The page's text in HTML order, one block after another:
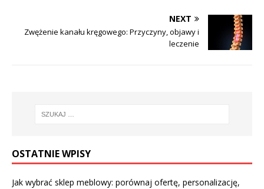
NEXT
Zwężenie kanału kręgowego: Przyczyny, objawy i
leczenie
OSTATNIE WPISY
Jak wybrać sklep meblowy: porównaj ofertę, personalizację,